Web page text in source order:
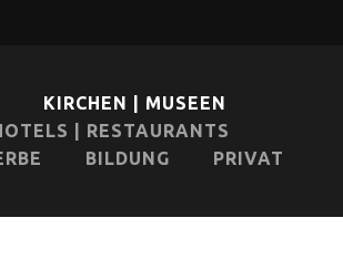
KIRCHEN | MUSEEN
| RESTAURANTS
BILDUNG PRIVAT